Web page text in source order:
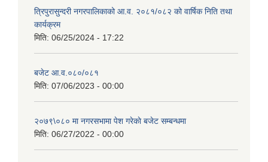
त्रिपुरासुन्दरी नगरपालिकाको आ.व. २०८१/०८२ को वार्षिक निति तथा
कार्यक्रम
मिति: 06/25/2024 - 17:22
बजेट आ.व.०८०/०८१
मिति: 07/06/2023 - 00:00
२०७९\०८० मा नगरसभामा पेश गरेकाे बजेट सम्बन्धमा
मिति: 06/27/2022 - 00:00